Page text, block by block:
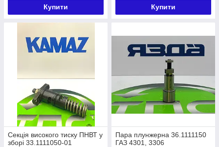
Купити Купити
Секція високого тиску ПНВТ у
зборі 33.1111050-01
Пара плунжерна 36.1111150
ГАЗ 4301, 3306